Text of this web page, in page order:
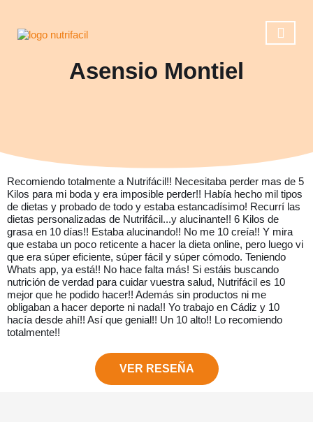
Asensio Montiel
Recomiendo totalmente a Nutrifácil!! Necesitaba perder mas de 5
Kilos para mi boda y era imposible perder!! Había hecho mil tipos
de dietas y probado de todo y estaba estancadísimo! Recurrí las
dietas personalizadas de Nutrifácil...y alucinante!! 6 Kilos de
grasa en 10 días!! Estaba alucinando!! No me 10 creía!! Y mira
que estaba un poco reticente a hacer la dieta online, pero luego vi
que era súper eficiente, súper fácil y súper cómodo. Teniendo
Whats app, ya está!! No hace falta más! Si estáis buscando
nutrición de verdad para cuidar vuestra salud, Nutrifácil es 10
mejor que he podido hacer!! Además sin productos ni me
obligaban a hacer deporte ni nada!! Yo trabajo en Cádiz y 10
hacía desde ahí!! Así que genial!! Un 10 alto!! Lo recomiendo
totalmente!!
VER RESEÑA